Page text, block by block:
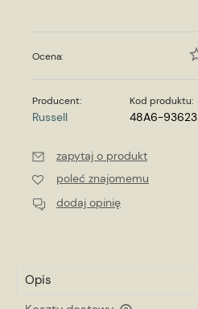
Ocena:
Producent:
Russell
Kod produktu:
48A6-93623
zapytaj o produkt
poleć znajomemu
dodaj opinię
Opis